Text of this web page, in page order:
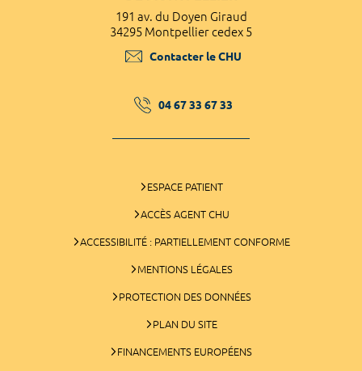
191 av. du Doyen Giraud
34295 Montpellier cedex 5
Contacter le CHU
04 67 33 67 33
ESPACE PATIENT
ACCÈS AGENT CHU
ACCESSIBILITÉ : PARTIELLEMENT CONFORME
MENTIONS LÉGALES
PROTECTION DES DONNÉES
PLAN DU SITE
FINANCEMENTS EUROPÉENS